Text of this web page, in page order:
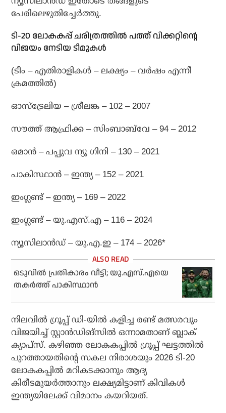
പേരിലെഴുതിച്ചേര്‍ത്തു.
ടി-20 ലോകകപ്പ് ചരിത്രത്തില്‍ പത്ത് വിക്കറ്റിന്റെ
വിജയം നേടിയ ടീമുകള്‍
(ടീം – എതിരാളികള്‍ – ലക്ഷ്യം – വര്‍ഷം എന്നീ
ക്രമത്തില്‍)
ഓസ്‌ട്രേലിയ – ശ്രീലങ്ക – 102 – 2007
സൗത്ത് ആഫ്രിക്ക – സിംബാബ്‌വേ – 94 – 2012
ഒമാന്‍ – പപ്പുവ ന്യൂ ഗിനി – 130 – 2021
പാകിസ്ഥാന്‍ – ഇന്ത്യ – 152 – 2021
ഇംഗ്ലണ്ട് – ഇന്ത്യ – 169 – 2022
ഇംഗ്ലണ്ട് – യു.എസ്.എ – 116 – 2024
ന്യൂസിലാന്‍ഡ് – യു.എ.ഇ – 174 – 2026*
ഒടുവില്‍ പ്രതികാരം വീട്ടി; യു.എസ്.എയെ
തകര്‍ത്ത് പാകിസ്ഥാന്‍
നിലവില്‍ ഗ്രൂപ്പ് ഡി-യില്‍ കളിച്ച രണ്ട് മത്സരവും
വിജയിച്ച് സ്റ്റാന്‍ഡിങ്‌സില്‍ ഒന്നാമതാണ് ബ്ലാക്
ക്യാപ്‌സ്. കഴിഞ്ഞ ലോകകപ്പില്‍ ഗ്രൂപ്പ് ഘട്ടത്തില്‍
പുറത്തായതിന്റെ സകല നിരാശയും 2026 ടി-20
ലോകകപ്പില്‍ മറികടക്കാനും ആദ്യ
കിരീടമുയര്‍ത്താനും ലക്ഷ്യമിട്ടാണ് കിവികള്‍
ഇന്ത്യയിലേക്ക് വിമാനം കയറിയത്.